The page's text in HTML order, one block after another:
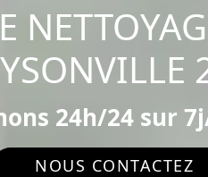
24h/24 sur
NOUS CONTACTEZ